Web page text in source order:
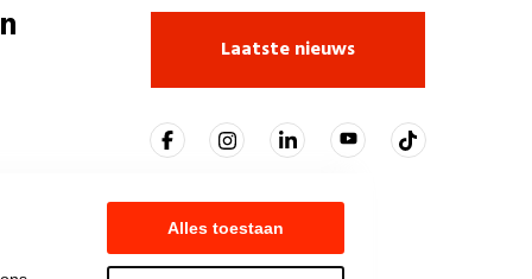
Alles toestaan
Laatste nieuws